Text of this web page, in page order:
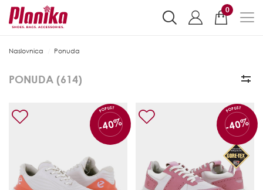
0
Naslovnica Ponuda
PONUDA (614)
POPUST
-40%
POPUST
-40%